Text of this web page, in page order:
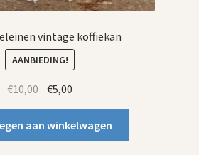
vintage koffiekan
AANBIEDING!
€10,00 Oorspronkelijke
was:
€10,00.
€5,00
is:
€5,00.
aan winkelwagen